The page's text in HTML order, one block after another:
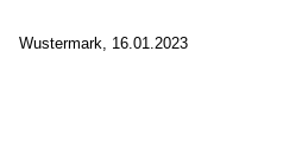
Wustermark, 16.01.2023